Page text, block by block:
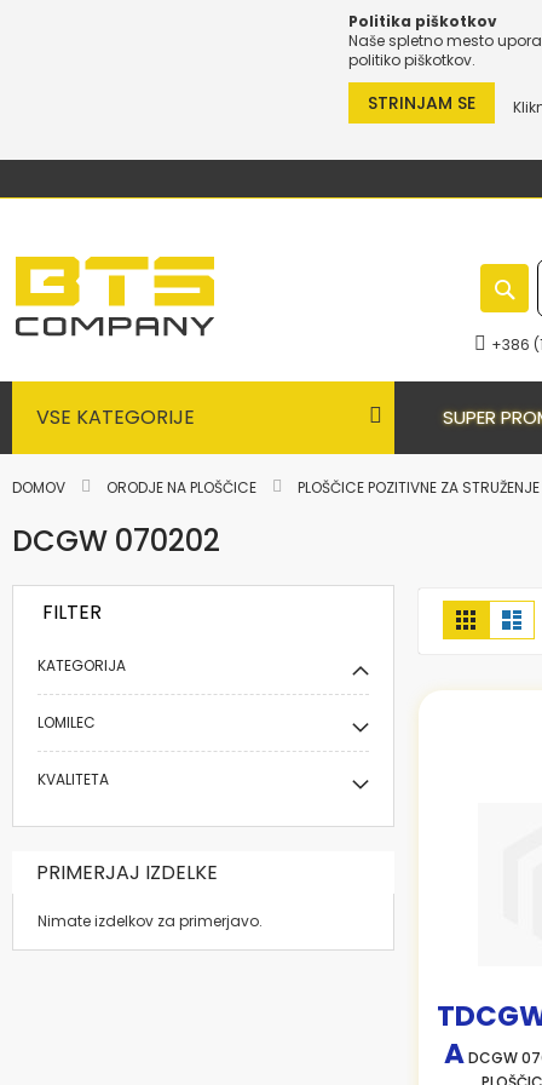
Politika piškotkov
Naše spletno mesto
politiko piškotkov.
STRINJAM SE
+386
VSE KATEGORIJE SUPER
DOMOV ORODJE NA PLOŠČICE PLOŠČICE POZITIVNE ZA STRUŽENJE
DCGW 070202
Prikaži
kot
Mreža
ADCGW
FILTER
KATEGORIJA
LOMILEC
KVALITETA
PRIMERJAJ IZDELKE
Nimate izdelkov za primerjavo.